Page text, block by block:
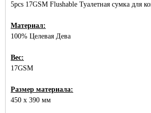
5pcs 17GSM Flushable Туалетная сумка для
Материал:
100% Целевая Дева
Вес:
17GSM
Размер материала:
450 x 390 мм